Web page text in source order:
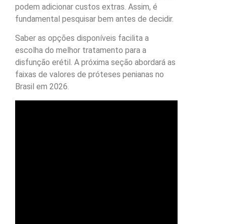
podem adicionar custos extras. Assim, é
fundamental pesquisar bem antes de decidir.
Saber as opções disponíveis facilita a
escolha do melhor tratamento para a
disfunção erétil. A próxima seção abordará as
faixas de valores de próteses penianas no
Brasil em 2026.